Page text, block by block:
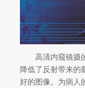
高清内窥镜摄的
降低了反射带来的
好的图像。为病人